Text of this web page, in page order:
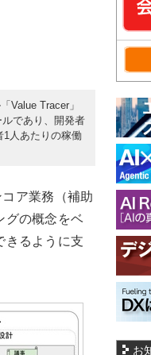
Value Tracer」
であり、開発者
人あたりの稼働
ア業務（補助
グの概念をベ
きるように支
お